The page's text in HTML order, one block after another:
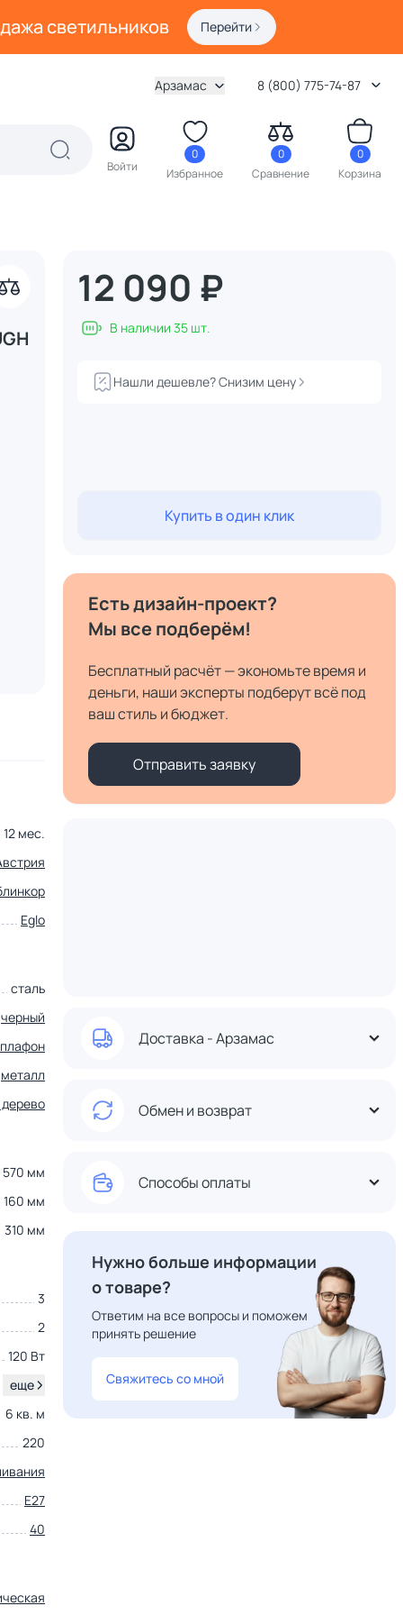
светильников Перейти
Арзамас 8 (800) 775-74-87
Войти
0
Избранное
0
Сравнение
0
Корзина
12 мес.
Eglo
сталь
черный
плафон
металл
570 мм
160 мм
310 мм
3
2
120 Вт
еще
6 кв. м
220
E27
40
12 090 ₽
В наличии 35 шт.
Нашли дешевле? Снизим цену
Купить в один клик
Есть дизайн-проект?
Мы все подберём!
Бесплатный расчёт — экономьте время и
деньги, наши эксперты подберут всё под
ваш стиль и бюджет.
Отправить заявку
Доставка - Арзамас
Обмен и возврат
Способы оплаты
Нужно больше информации
о товаре?
Ответим на все вопросы и поможем
принять решение
Свяжитесь со мной